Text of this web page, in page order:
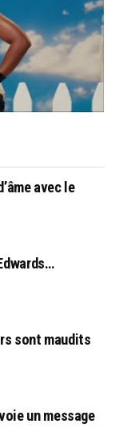
avec le
sont maudits
un message